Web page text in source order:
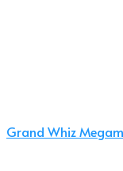
Grand Whiz